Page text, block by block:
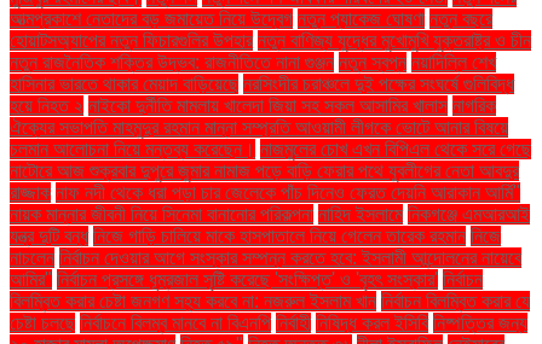
আত্মপ্রকাশে নেতাদের বড় জমায়েত নিয়ে উদ্বেগ নতুন প্যাকেজ ঘোষণা নতুন বছরে
হোয়াটসঅ্যাপের নতুন ফিচারগুলির উপহার নতুন বাণিজ্য যুদ্ধের মুখোমুখি যুক্তরাষ্ট্র ও চীন
নতুন রাজনৈতিক শক্তির উদ্ভব: রাজনীতিতে নানা গুঞ্জন নতুন স্বপ্ন নয়াদিল্লি শেখ
হাসিনার ভারতে থাকার মেয়াদ বাড়িয়েছে নরসিংদীর চরাঞ্চলে দুই পক্ষের সংঘর্ষে গুলিবিদ্ধ
হয়ে নিহত ২ নাইকো দুর্নীতি মামলায় খালেদা জিয়া সহ সকল আসামির খালাস নাগরিক
ঐক্যের সভাপতি মাহমুদুর রহমান মান্না সম্প্রতি আওয়ামী লীগকে ভোটে আনার বিষয়ে
চলমান আলোচনা নিয়ে মন্তব্য করেছেন। নাজমুলের চোখ এখন বিপিএল থেকে সরে গেছে
নাটোরে আজ শুক্রবার দুপুরে জুমার নামাজ পড়ে বাড়ি ফেরার পথে যুবলীগের নেতা আবদুর
রাজ্জাক নাফ নদী থেকে ধরা পড়া চার জেলেকে পাঁচ দিনেও ফেরত দেয়নি আরাকান আর্মি"
নায়ক মান্নার জীবনী নিয়ে সিনেমা বানানোর পরিকল্পনা নাহিদ ইসলামে নিকগঞ্জে এমআরআই
যন্ত্র দুটি বন্ধ নিজে গাড়ি চালিয়ে মাকে হাসপাতালে নিয়ে গেলেন তারেক রহমান নিজে
নাচলেন নির্বাচন দেওয়ার আগে সংস্কার সম্পন্ন করতে হবে: ইসলামী আন্দোলনের নায়েবে
আমির" নির্বাচন প্রসঙ্গে ধূম্রজাল সৃষ্টি করেছে 'সংক্ষিপ্ত' ও 'বৃহৎ সংস্কার' নির্বাচন
বিলম্বিত করার চেষ্টা জনগণ সহ্য করবে না: নজরুল ইসলাম খান নির্বাচন বিলম্বিত করার যে
চেষ্টা চলছে নির্বাচনে বিলম্ব মানবে না বিএনপি নির্বাহী নিষিদ্ধ করল ইসিবি নিষ্পত্তির জন্য